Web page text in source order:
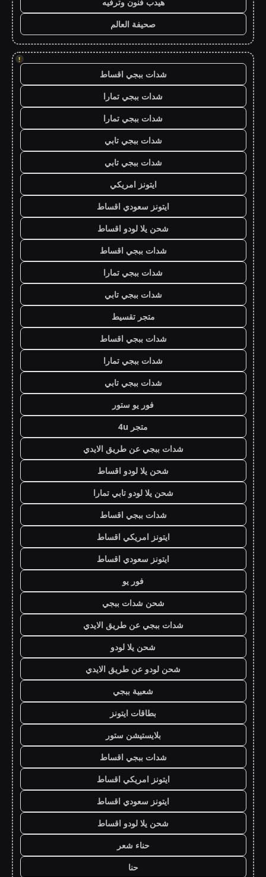
هيدب فنون وترفيه
صحيفة العالم
!
شدات ببجي اقساط
شدات ببجي تمارا
شدات ببجي تمارا
شدات ببجي تابي
شدات ببجي تابي
ايتونز امريكي
ايتونز سعودي اقساط
شحن يلا لودو اقساط
شدات ببجي اقساط
شدات ببجي تمارا
شدات ببجي تابي
متجر تقسيط
شدات ببجي اقساط
شدات ببجي تمارا
شدات ببجي تابي
فور يو ستور
متجر 4u
شدات ببجي عن طريق الايدي
شحن يلا لودو اقساط
شحن يلا لودو تابي تمارا
شدات ببجي اقساط
ايتونز امريكي اقساط
ايتونز سعودي اقساط
فور يو
شحن شدات ببجي
شدات ببجي عن طريق الايدي
شحن يلا لودو
شحن لودو عن طريق الايدي
شعبية ببجي
بطاقات ايتونز
بلايستيشن ستور
شدات ببجي اقساط
ايتونز امريكي اقساط
ايتونز سعودي اقساط
شحن يلا لودو اقساط
حناء شعر
حنا